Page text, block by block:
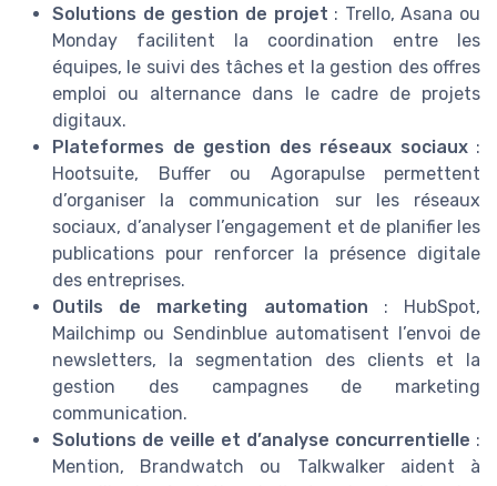
Solutions de gestion de projet : Trello, Asana ou
Monday facilitent la coordination entre les
équipes, le suivi des tâches et la gestion des offres
emploi ou alternance dans le cadre de projets
digitaux.
Plateformes de gestion des réseaux sociaux:
Hootsuite, Buffer ou Agorapulse permettent
d’organiser la communication sur les réseaux
sociaux, d’analyser l’engagement et de planifier les
publications pour renforcer la présence digitale
des entreprises.
Outils de marketing automation : HubSpot,
Mailchimp ou Sendinblue automatisent l’envoi de
newsletters, la segmentation des clients et la
gestion des campagnes de marketing
communication.
Solutions de veille et d’analyse concurrentielle :
Mention, Brandwatch ou Talkwalker aident à